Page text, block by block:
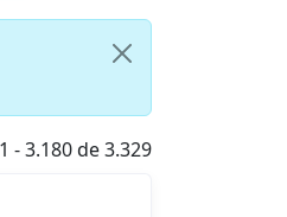
- 3.180 de 3.329